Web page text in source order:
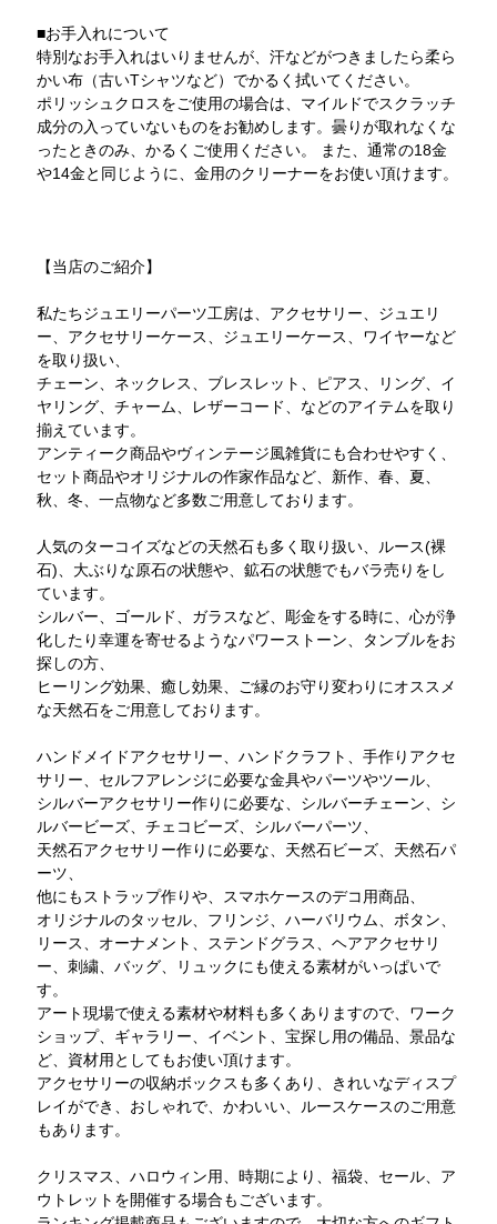
■お手入れについて
特別なお手入れはいりませんが、汗などがつきましたら柔ら
かい布（古いTシャツなど）でかるく拭いてください。
ポリッシュクロスをご使用の場合は、マイルドでスクラッチ
成分の入っていないものをお勧めします。曇りが取れなくな
ったときのみ、かるくご使用ください。 また、通常の18金
や14金と同じように、金用のクリーナーをお使い頂けます。
【当店のご紹介】
私たちジュエリーパーツ工房は、アクセサリー、ジュエリ
ー、アクセサリーケース、ジュエリーケース、ワイヤーなど
を取り扱い、
チェーン、ネックレス、ブレスレット、ピアス、リング、イ
ヤリング、チャーム、レザーコード、などのアイテムを取り
揃えています。
アンティーク商品やヴィンテージ風雑貨にも合わせやすく、
セット商品やオリジナルの作家作品など、新作、春、夏、
秋、冬、一点物など多数ご用意しております。
人気のターコイズなどの天然石も多く取り扱い、ルース(裸
石)、大ぶりな原石の状態や、鉱石の状態でもバラ売りをし
ています。
シルバー、ゴールド、ガラスなど、彫金をする時に、心が浄
化したり幸運を寄せるようなパワーストーン、タンブルをお
探しの方、
ヒーリング効果、癒し効果、ご縁のお守り変わりにオススメ
な天然石をご用意しております。
ハンドメイドアクセサリー、ハンドクラフト、手作りアクセ
サリー、セルフアレンジに必要な金具やパーツやツール、
シルバーアクセサリー作りに必要な、シルバーチェーン、シ
ルバービーズ、チェコビーズ、シルバーパーツ、
天然石アクセサリー作りに必要な、天然石ビーズ、天然石パ
ーツ、
他にもストラップ作りや、スマホケースのデコ用商品、
オリジナルのタッセル、フリンジ、ハーバリウム、ボタン、
リース、オーナメント、ステンドグラス、ヘアアクセサリ
ー、刺繍、バッグ、リュックにも使える素材がいっぱいで
す。
アート現場で使える素材や材料も多くありますので、ワーク
ショップ、ギャラリー、イベント、宝探し用の備品、景品な
ど、資材用としてもお使い頂けます。
アクセサリーの収納ボックスも多くあり、きれいなディスプ
レイができ、おしゃれで、かわいい、ルースケースのご用意
もあります。
クリスマス、ハロウィン用、時期により、福袋、セール、ア
ウトレットを開催する場合もございます。